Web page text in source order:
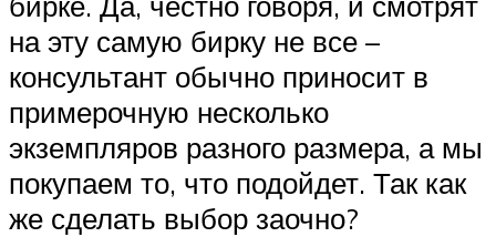
на эту самую бирку не все –
консультант обычно приносит в
примерочную несколько
экземпляров разного размера, а мы
покупаем то, что подойдет. Так как
же сделать выбор заочно?